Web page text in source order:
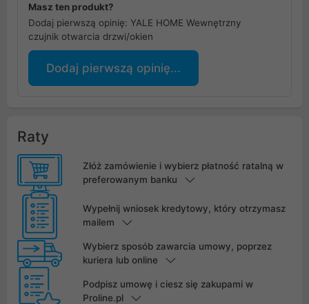
Masz ten produkt?
Dodaj pierwszą opinię: YALE HOME Wewnętrzny
czujnik otwarcia drzwi/okien
Dodaj pierwszą opinię...
Raty
Złóż zamówienie i wybierz płatność ratalną w
preferowanym banku
Wypełnij wniosek kredytowy, który otrzymasz
mailem
Wybierz sposób zawarcia umowy, poprzez
kuriera lub online
Podpisz umowę i ciesz się zakupami w
Proline.pl